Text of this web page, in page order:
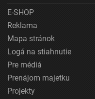
E-SHOP
Reklama
Mapa stránok
Logá na stiahnutie
Pre médiá
Prenájom majetku
Projekty